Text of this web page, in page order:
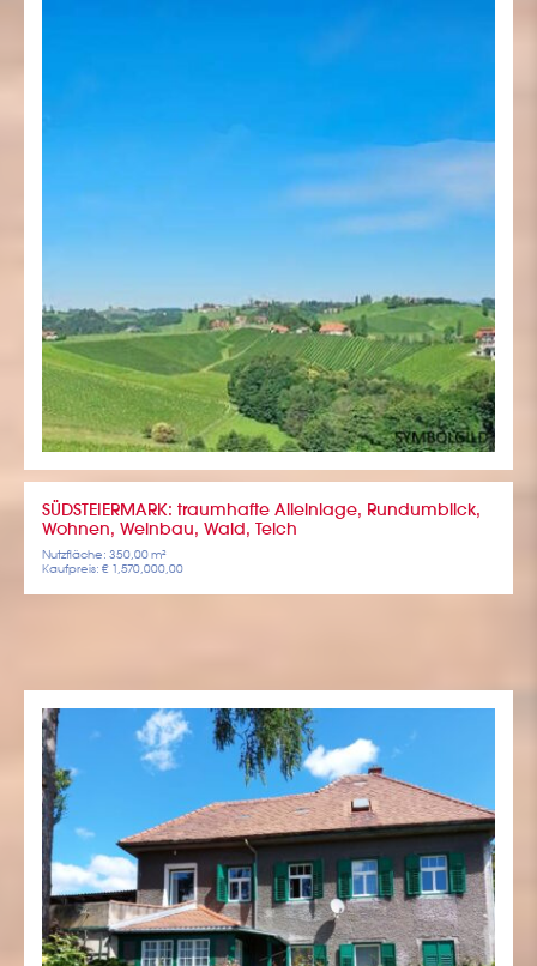
SÜDSTEIERMARK: traumhafte Alleinlage, Rundumblick,
Wohnen, Weinbau, Wald, Teich
Nutzfläche: 350,00 m²
Kaufpreis: € 1,570,000,00